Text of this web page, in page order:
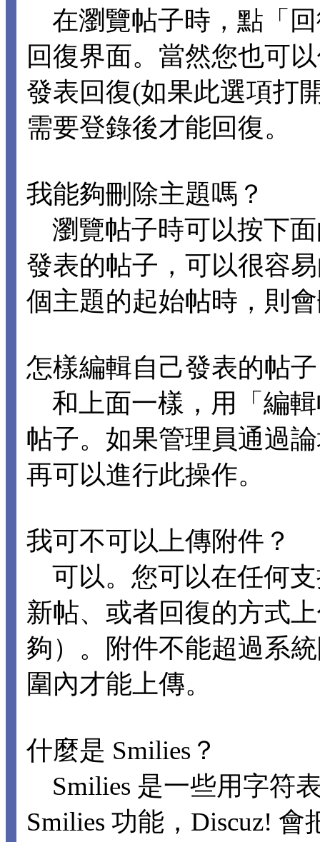
在瀏覽帖子時，點「
回復界面。當然您也可
發表回復(如果此選項打
需要登錄後才能回復。
我能夠刪除主題嗎？
瀏覽帖子時可以按下
發表的帖子，可以很容
個主題的起始帖時，則
怎樣編輯自己發表的帖
和上面一樣，用「編
帖子。如果管理員通過
再可以進行此操作。
我可不可以上傳附件？
可以。您可以在任何
新帖、或者回復的方式
夠）。附件不能超過系
圍內才能上傳。
什麼是 Smilies？
Smilies 是一些用字符
Smilies 功能，Discuz!